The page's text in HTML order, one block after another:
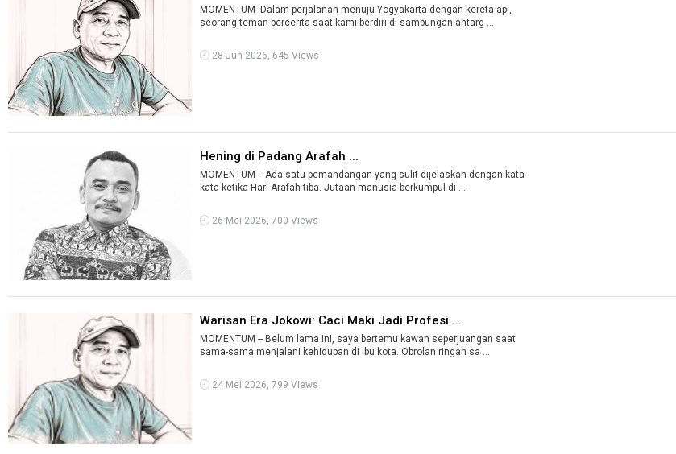
MOMENTUM--Dalam perjalanan menuju Yogyakarta dengan kereta api,
seorang teman bercerita saat kami berdiri di sambungan antarg ...
28 Jun 2026, 645 Views
Hening di Padang Arafah ...
MOMENTUM -- Ada satu pemandangan yang sulit dijelaskan dengan kata-
26 Mei 2026, 700 Views
Warisan Era Jokowi: Caci Maki Jadi Profesi ...
MOMENTUM -- Belum lama ini, saya bertemu kawan seperjuangan saat
sama-sama menjalani kehidupan di ibu kota. Obrolan ringan sa ...
24 Mei 2026, 799 Views